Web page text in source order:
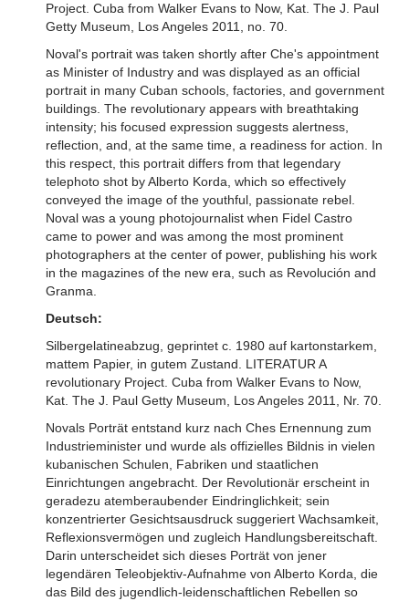
Project. Cuba from Walker Evans to Now, Kat. The J. Paul
Getty Museum, Los Angeles 2011, no. 70.
Noval's portrait was taken shortly after Che's appointment
as Minister of Industry and was displayed as an official
portrait in many Cuban schools, factories, and government
buildings. The revolutionary appears with breathtaking
intensity; his focused expression suggests alertness,
reflection, and, at the same time, a readiness for action. In
this respect, this portrait differs from that legendary
telephoto shot by Alberto Korda, which so effectively
conveyed the image of the youthful, passionate rebel.
Noval was a young photojournalist when Fidel Castro
came to power and was among the most prominent
photographers at the center of power, publishing his work
in the magazines of the new era, such as Revolución and
Granma.
Deutsch:
Silbergelatineabzug, geprintet c. 1980 auf kartonstarkem,
mattem Papier, in gutem Zustand. LITERATUR A
revolutionary Project. Cuba from Walker Evans to Now,
Kat. The J. Paul Getty Museum, Los Angeles 2011, Nr. 70.
Novals Porträt entstand kurz nach Ches Ernennung zum
Industrieminister und wurde als offizielles Bildnis in vielen
kubanischen Schulen, Fabriken und staatlichen
Einrichtungen angebracht. Der Revolutionär erscheint in
geradezu atemberaubender Eindringlichkeit; sein
konzentrierter Gesichtsausdruck suggeriert Wachsamkeit,
Reflexionsvermögen und zugleich Handlungsbereitschaft.
Darin unterscheidet sich dieses Porträt von jener
legendären Teleobjektiv-Aufnahme von Alberto Korda, die
das Bild des jugendlich-leidenschaftlichen Rebellen so